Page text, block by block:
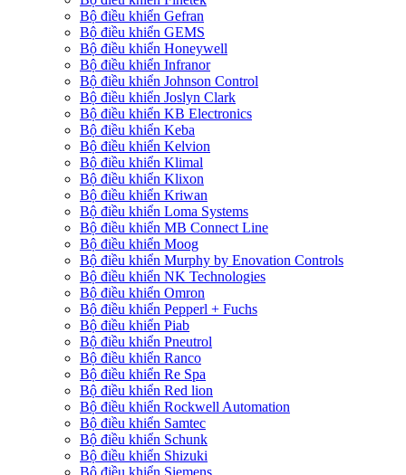
Bộ điều khiển Gefran
Bộ điều khiển GEMS
Bộ điều khiển Honeywell
Bộ điều khiển Infranor
Bộ điều khiển Johnson Control
Bộ điều khiển Joslyn Clark
Bộ điều khiển KB Electronics
Bộ điều khiển Keba
Bộ điều khiển Kelvion
Bộ điều khiển Klimal
Bộ điều khiển Klixon
Bộ điều khiển Kriwan
Bộ điều khiển Loma Systems
Bộ điều khiển MB Connect Line
Bộ điều khiển Moog
Bộ điều khiển Murphy by Enovation Controls
Bộ điều khiển NK Technologies
Bộ điều khiển Omron
Bộ điều khiển Pepperl + Fuchs
Bộ điều khiển Piab
Bộ điều khiển Pneutrol
Bộ điều khiển Ranco
Bộ điều khiển Re Spa
Bộ điều khiển Red lion
Bộ điều khiển Rockwell Automation
Bộ điều khiển Samtec
Bộ điều khiển Schunk
Bộ điều khiển Shizuki
Bộ điều khiển Siemens